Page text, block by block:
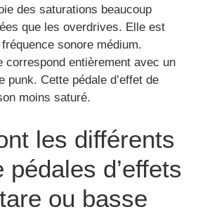
des saturations beaucoup
que les overdrives. Elle est
sonore médium.
correspond entièrement avec un
punk. Cette pédale d’effet de
moins saturé.
les différents
pédales d’effets
ou basse